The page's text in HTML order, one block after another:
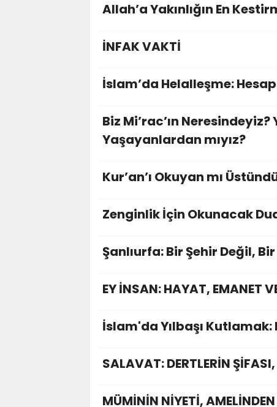
Allah’a Yakınlığın En
İNFAK VAKTİ
İslam’da Helalleşme: Hesap
Biz Mi’rac’ın
Yaşayanlardan mıyız?
Kur’an’ı Okuyan mı
Zenginlik İçin Okunacak
Şanlıurfa: Bir Şehir Değil, Bir
EY İNSAN: HAYAT, EMANET
İslam'da Yılbaşı Kutlamak:
SALAVAT: DERTLERİN
MÜMİNİN NİYETİ,